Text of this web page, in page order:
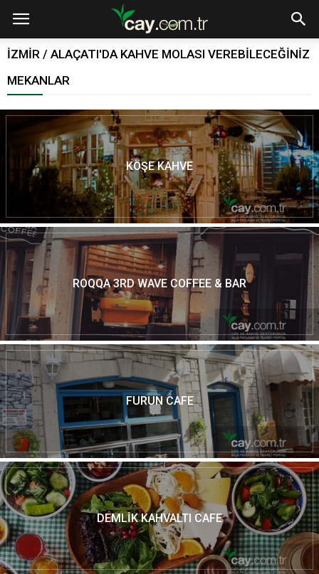
İZMİR / ALAÇATI'DA KAHVE MOLASI VEREBILECEĞINIZ
MEKANLAR
KÖŞE KAHVE
ROQQA 3RD WAVE COFFEE & BAR
FURUN CAFE
DEMLIK KAHVALTI CAFE